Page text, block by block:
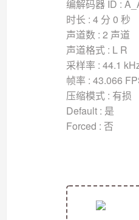
编解码器 ID :
时长 : 4 分 0 秒
声道数 : 2 声道
声道格式 : L R
采样率 : 44.1
帧率 : 43.066
压缩模式 : 有损
Default : 是
Forced : 否